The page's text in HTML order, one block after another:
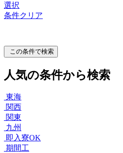
選択
条件クリア
この条件で検索
人気の条件から検索
東海
関西
関東
九州
即入寮OK
期間工